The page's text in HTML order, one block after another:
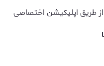
طریق اپلیکیشن اختصاصی